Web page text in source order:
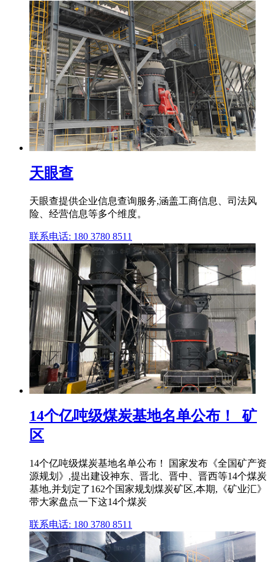
天眼查
天眼查提供企业信息查询服务,涵盖工商信息、司法风
险、经营信息等多个维度。
联系电话: 180 3780 8511
14个亿吨级煤炭基地名单公布！_矿
区
14个亿吨级煤炭基地名单公布！ 国家发布《全国矿产资
源规划》,提出建设神东、晋北、晋中、晋西等14个煤炭
基地,并划定了162个国家规划煤炭矿区,本期,《矿业汇》
带大家盘点一下这14个煤炭
联系电话: 180 3780 8511